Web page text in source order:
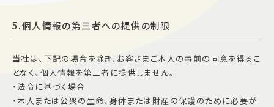
5.個人情報の第三者への提供の制限
当社は、下記の場合を除き、お客さまご本人の事前の同意を得るこ
となく、個人情報を第三者に提供しません。
・法令に基づく場合
・本人または公衆の生命、身体または財産の保護のために必要が